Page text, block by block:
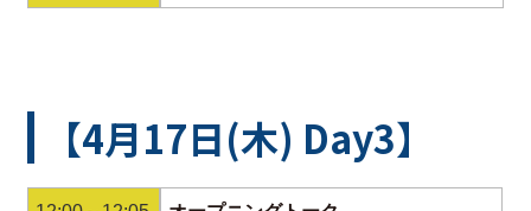
【4月17日(木) Day3】